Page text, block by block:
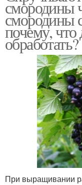
смородины
смородины
почему, что
обработать?
При выращивании